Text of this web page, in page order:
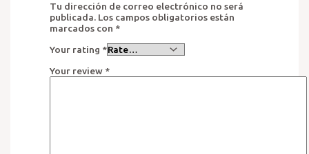
Tu dirección de correo electrónico no será
publicada. Los campos obligatorios están
marcados con *
Your rating *
Your review *